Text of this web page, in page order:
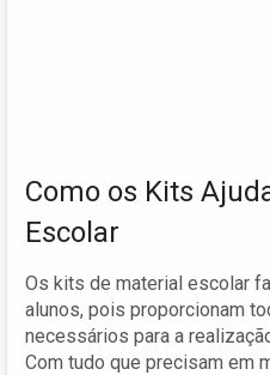
Como os Kits
Escolar
Os kits de material escolar
alunos, pois proporcionam
necessários para a
Com tudo que precisam em